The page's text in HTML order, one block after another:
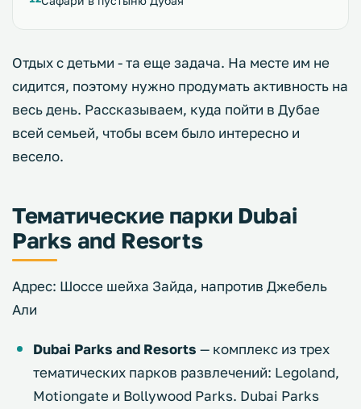
Отдых с детьми - та еще задача. На месте им не
сидится, поэтому нужно продумать активность на
весь день. Рассказываем, куда пойти в Дубае
всей семьей, чтобы всем было интересно и
весело.
Тематические парки Dubai
Parks and Resorts
Адрес: Шоссе шейха Зайда, напротив Джебель
Али
Dubai Parks and Resorts — комплекс из трех
тематических парков развлечений: Legoland,
Motiongate и Bollywood Parks. Dubai Parks